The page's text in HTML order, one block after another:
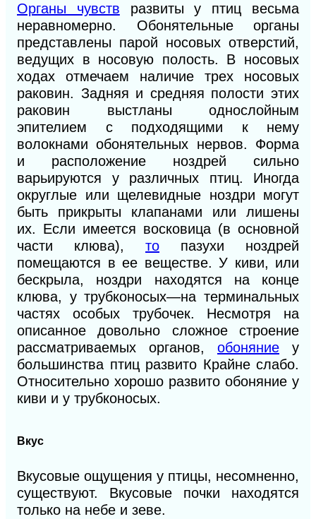
Органы чувств развиты у птиц весьма
неравномерно. Обонятельные органы
представлены парой носовых отверстий,
ведущих в носовую полость. В носовых
ходах отмечаем наличие трех носовых
раковин. Задняя и средняя полости этих
раковин выстланы однослойным
эпителием с подходящими к нему
волокнами обонятельных нервов. Форма
и расположение ноздрей сильно
варьируются у различных птиц. Иногда
округлые или щелевидные ноздри могут
быть прикрыты клапанами или лишены
их. Если имеется восковица (в основной
части клюва), то пазухи ноздрей
помещаются в ее веществе. У киви, или
бескрыла, ноздри находятся на конце
клюва, у трубконосых—на терминальных
частях особых трубочек. Несмотря на
описанное довольно сложное строение
рассматриваемых органов, обоняние у
большинства птиц развито Крайне слабо.
Относительно хорошо развито обоняние у
киви и у трубконосых.
Вкус
Вкусовые ощущения у птицы, несомненно,
существуют. Вкусовые почки находятся
только на небе и зеве.